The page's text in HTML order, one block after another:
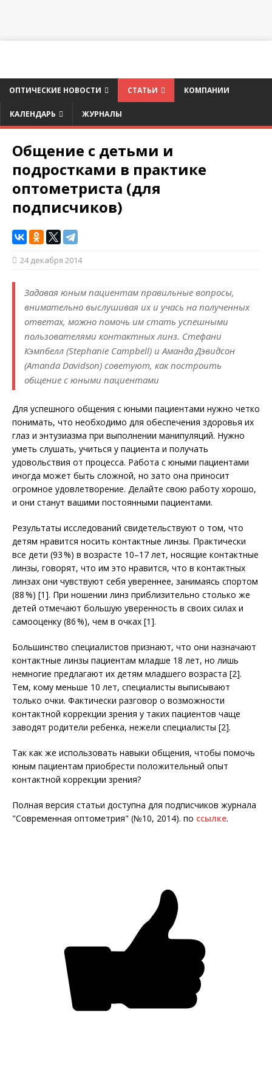
ОПТИЧЕСКИЕ НОВОСТИ СТАТЬИ КОМПАНИИ
КАЛЕНДАРЬ ЖУРНАЛЫ
Общение с детьми и
подростками в практике
оптометриста (для
подписчиков)
24 декабря 2014
Задавая юным пациентам правильные вопросы,
внимательно выслушивая их и учась на полученных
ответах, можно помочь им стать успешными
пользователями контактных линз. Стефани
Кэмпбелл (Stephanie Campbell) и Аманда Дэвид­сон
(Аmanda Davidson) советуют, как построить
общение с юными пациентами
Для успешного общения с юными пациентами нужно четко
понимать, что необходимо для обеспечения здоровья их
глаз и энтузиазма при выполнении манипуляций. Нужно
уметь слушать, учиться у пациента и получать
удовольствия от процесса. Работа с юными пациентами
иногда может быть сложной, но зато она приносит
огромное удовлетворение. Делайте свою работу хорошо,
и они станут вашими постоянными пациентами.
Результаты исследований свидетель­ствуют о том, что
детям нравится носить контактные линзы. Практически
все дети (93 %) в возрасте 10–17 лет, носящие контактные
линзы, говорят, что им это нравится, что в контактных
линзах они чувствуют себя увереннее, занимаясь спортом
(88 %) [1]. При ношении линз приблизительно столько же
детей отмечают большую уверенность в своих силах и
самооценку (86 %), чем в очках [1].
Большинство специалистов признают, что они назначают
контактные линзы пациентам младше 18 лет, но лишь
немногие предлагают их детям младшего возраста [2].
Тем, кому меньше 10 лет, специалисты выписывают
только очки. Фактически разговор о возможности
контактной коррекции зрения у таких пациентов чаще
заводят родители ребенка, нежели специа­листы [2].
Так как же использовать навыки общения, чтобы помочь
юным пациентам приобрести положительный опыт
контактной коррекции зрения?
Полная версия статьи доступна для подписчиков журнала
"Современная оптометрия" (№10, 2014). по ссылке.